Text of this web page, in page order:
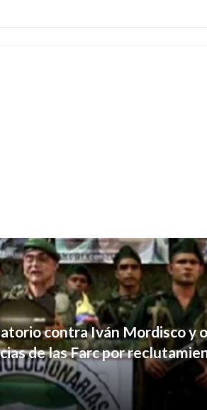
contra Iván Mordisco y
de las Farc por